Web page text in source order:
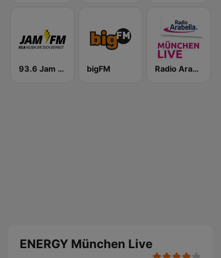
93.6 Jam FM bigFM Radio Arabella
ENERGY München Live